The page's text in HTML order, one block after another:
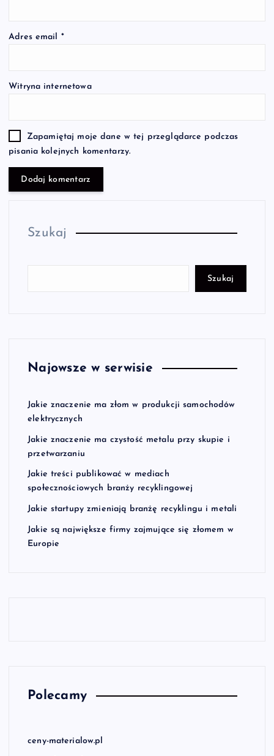
Adres email *
Witryna internetowa
Zapamiętaj moje dane w tej przeglądarce podczas
pisania kolejnych komentarzy.
Szukaj
Szukaj
Najowsze w serwisie
Jakie znaczenie ma złom w produkcji samochodów
elektrycznych
Jakie znaczenie ma czystość metalu przy skupie i
przetwarzaniu
Jakie treści publikować w mediach
społecznościowych branży recyklingowej
Jakie startupy zmieniają branżę recyklingu i metali
Jakie są największe firmy zajmujące się złomem w
Europie
Polecamy
ceny-materialow.pl